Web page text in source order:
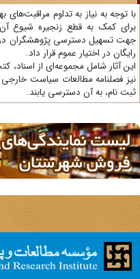
کمک به قطع زنجیره شیوع
تسهیل دسترسی پژوهشگران در
در اختیار عموم قرار داد.
آثار شامل مجموعه‌ای از اسناد،
فصلنامه مطالعات سیاست خارجی
نام، به آن دسترسی یابند.